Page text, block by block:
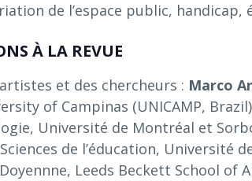
de l’espace public, handicap,
À LA REVUE
et des chercheurs : Marco
of Campinas (UNICAMP,
Université de Montréal et
de l’éducation, Université
Leeds Beckett School of